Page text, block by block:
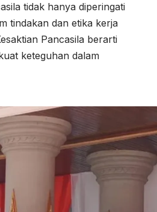
tidak hanya diperingati
tindakan dan etika kerja
Pancasila berarti
keteguhan dalam